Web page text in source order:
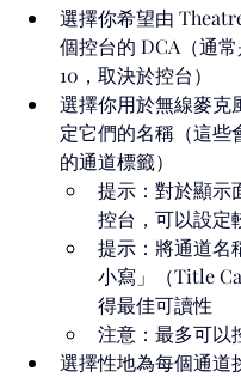
選擇你希望由
個控台的 DCA（通
10，取決於控台）
選擇你用於無線麥克
定它們的名稱（這些
的通道標籤）
提示：對於顯示
控台，可以設定
提示：將通道名
小寫」（Title
得最佳可讀性
注意：最多可以
選擇性地為每個通道